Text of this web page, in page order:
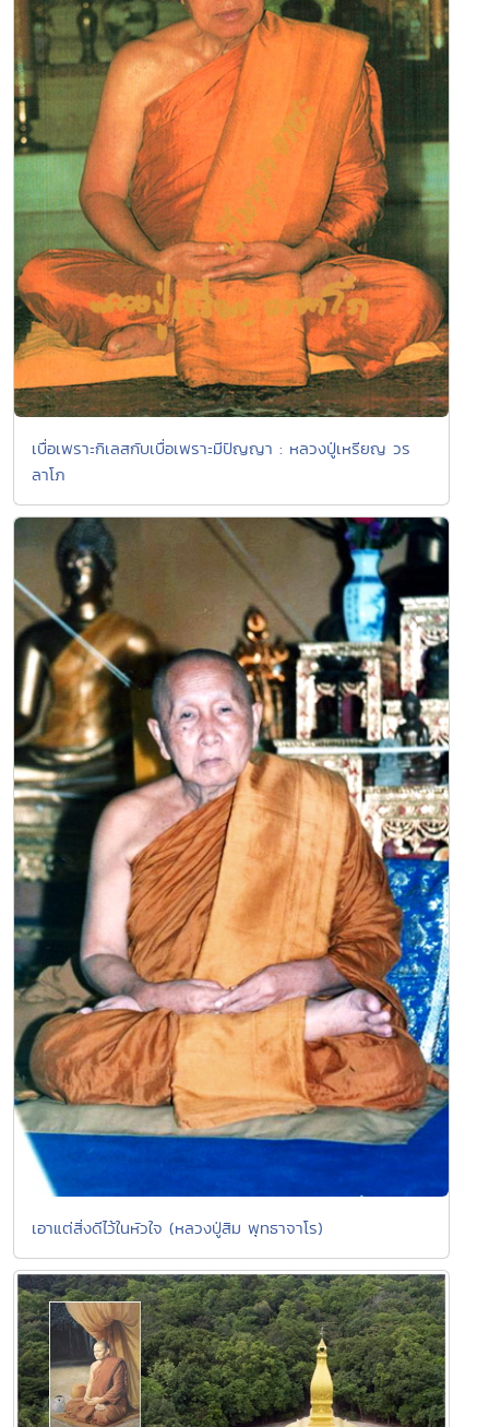
เบื่อเพราะกิเลสกับเบื่อเพราะมีปัญญา : หลวงปู่เหรียญ วร
ลาโภ
เอาแต่สิ่งดีไว้ในหัวใจ (หลวงปู่สิม พุทธาจาโร)